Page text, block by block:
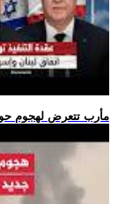
.. مأرب تتعرض لهجوم